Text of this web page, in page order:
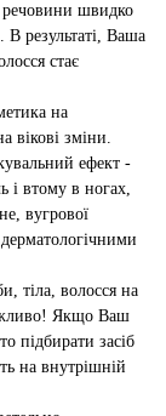
речовини швидко
В результаті, Ваша
стає
на
вікові зміни.
ефект -
і втому в ногах,
вугрової
тіла, волосся на
Якщо Ваш
підбирати засіб
на внутрішній